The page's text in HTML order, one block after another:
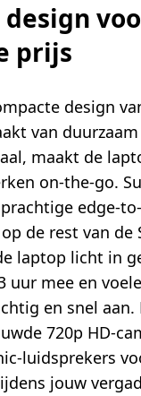
prijs
design
van
maakt de
on-the-go.
edge-
de rest van de
laptop licht in
uur mee en
en snel aan.
720p HD-
luidsprekers
jouw